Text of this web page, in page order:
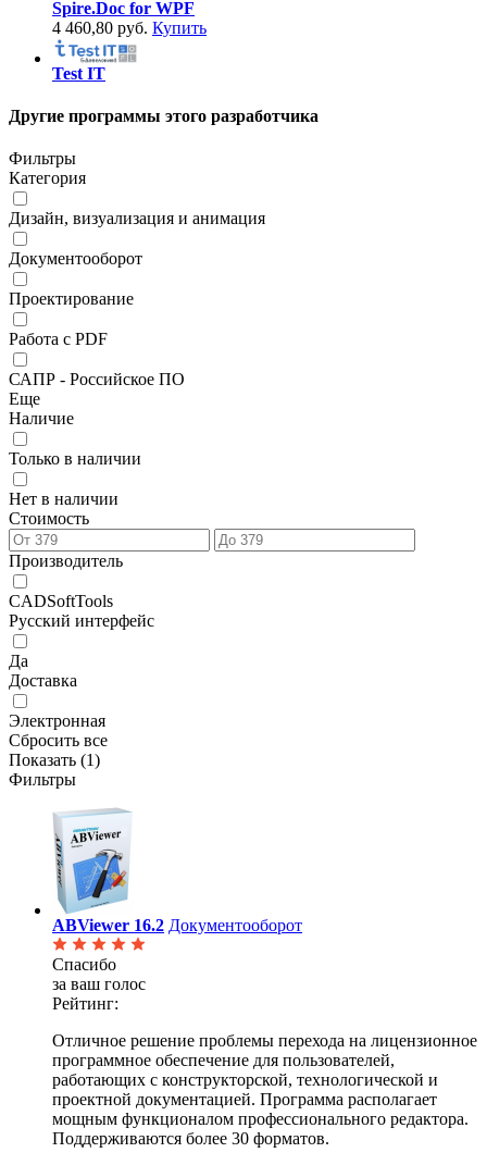
Spire.Doc for WPF
4 460,80 руб. Купить
Test IT
Другие программы этого разработчика
Фильтры
Категория
Дизайн, визуализация и анимация
Документооборот
Проектирование
Работа с PDF
САПР - Российское ПО
Еще
Наличие
Только в наличии
Нет в наличии
Стоимость
Производитель
CADSoftTools
Русский интерфейс
Да
Доставка
Электронная
Сбросить все
Показать (1)
Фильтры
ABViewer 16.2 Документооборот
Спасибо
за ваш голос
Рейтинг:
Отличное решение проблемы перехода на лицензионное
программное обеспечение для пользователей,
работающих с конструкторской, технологической и
проектной документацией. Программа располагает
мощным функционалом профессионального редактора.
Поддерживаются более 30 форматов.